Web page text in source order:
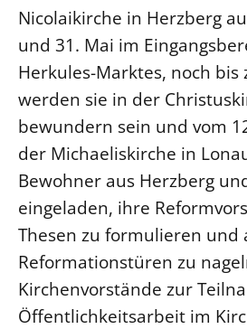
Nicolaikirche in Herzberg
und 31. Mai im
Herkules-Marktes, noch bis
werden sie in der
bewundern sein und vom
der Michaeliskirche in
Bewohner aus Herzberg
eingeladen, ihre
Thesen zu formulieren und
Reformationstüren zu
Kirchenvorstände zur
Öffentlichkeitsarbeit im
NKVK
Öffentlichkeitsarbeit
Personalausschuss
Projektmanagement
Recht
Terminstundenplaner